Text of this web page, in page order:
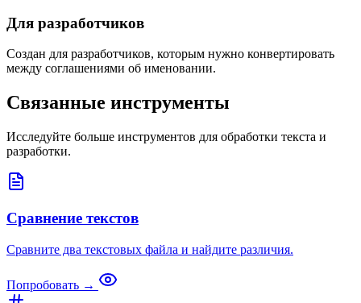
Для разработчиков
Создан для разработчиков, которым нужно конвертировать
между соглашениями об именовании.
Связанные инструменты
Исследуйте больше инструментов для обработки текста и
разработки.
Сравнение текстов
Сравните два текстовых файла и найдите различия.
Попробовать →